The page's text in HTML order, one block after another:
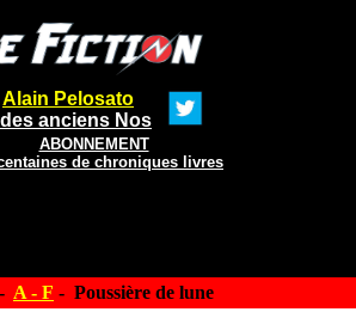
Alain Pelosato
anciens Nos
ABONNEMENT
de chroniques livres
- A - F - Poussière de lune